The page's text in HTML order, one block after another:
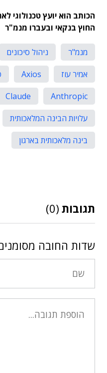
הכותב הוא יועץ טכנולוגי
החוץ בנקאי ובעברו מנמ"ר
מנמ"ר ניהול סיכונים
אמיר עוז
Axios
Anthropic
Claude
עלויות הבינה המלאכותית
בינה מלאכותית בארגון
תגובות (0)
שדות החובה